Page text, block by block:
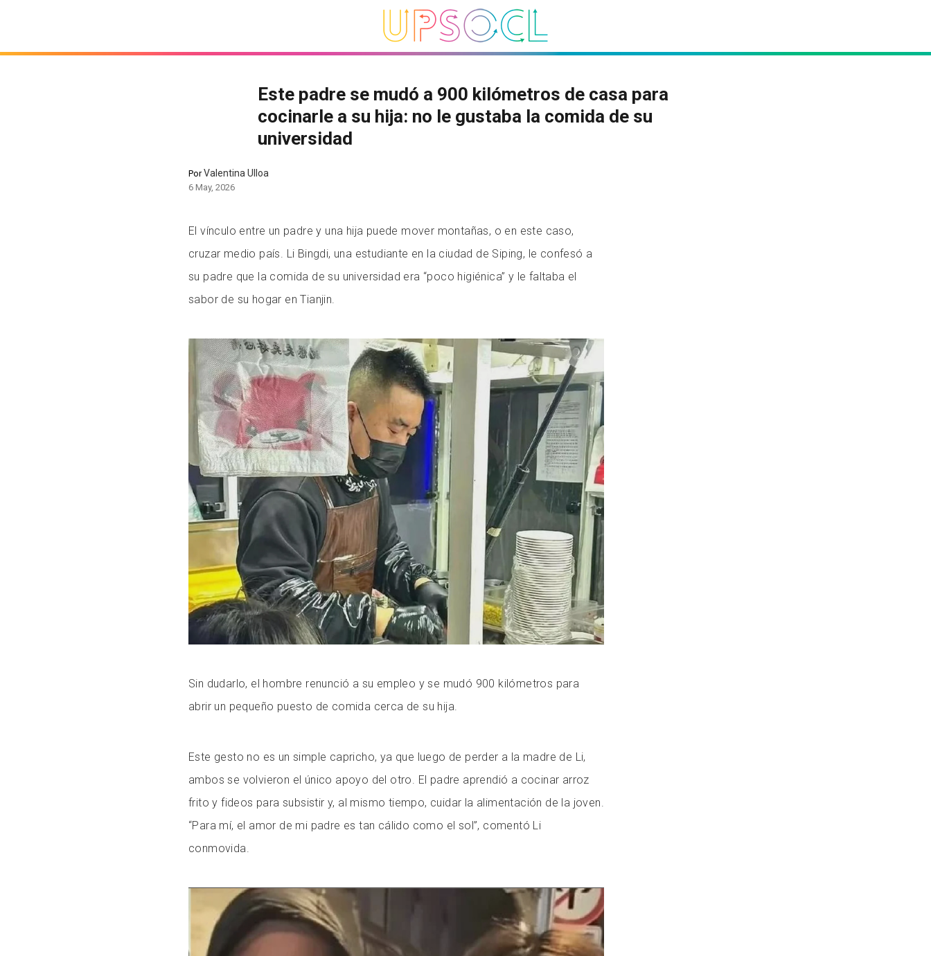
Este padre se mudó a 900 kilómetros de casa para
cocinarle a su hija: no le gustaba la comida de su
universidad
PorValentina Ulloa
6 May, 2026
El vínculo entre un padre y una hija puede mover montañas, o en este caso,
cruzar medio país. Li Bingdi, una estudiante en la ciudad de Siping, le confesó a
su padre que la comida de su universidad era “poco higiénica” y le faltaba el
sabor de su hogar en Tianjin.
Sin dudarlo, el hombre renunció a su empleo y se mudó 900 kilómetros para
abrir un pequeño puesto de comida cerca de su hija.
Este gesto no es un simple capricho, ya que luego de perder a la madre de Li,
ambos se volvieron el único apoyo del otro. El padre aprendió a cocinar arroz
frito y fideos para subsistir y, al mismo tiempo, cuidar la alimentación de la joven.
“Para mí, el amor de mi padre es tan cálido como el sol”, comentó Li
conmovida.